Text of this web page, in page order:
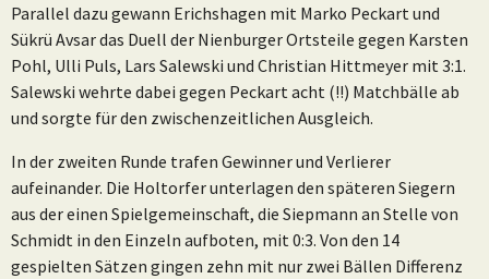
Parallel dazu gewann Erichshagen mit Marko Peckart und
Sükrü Avsar das Duell der Nienburger Ortsteile gegen Karsten
Pohl, Ulli Puls, Lars Salewski und Christian Hittmeyer mit 3:1.
Salewski wehrte dabei gegen Peckart acht (!!) Matchbälle ab
und sorgte für den zwischenzeitlichen Ausgleich.
In der zweiten Runde trafen Gewinner und Verlierer
aufeinander. Die Holtorfer unterlagen den späteren Siegern
aus der einen Spielgemeinschaft, die Siepmann an Stelle von
Schmidt in den Einzeln aufboten, mit 0:3. Von den 14
gespielten Sätzen gingen zehn mit nur zwei Bällen Differenz